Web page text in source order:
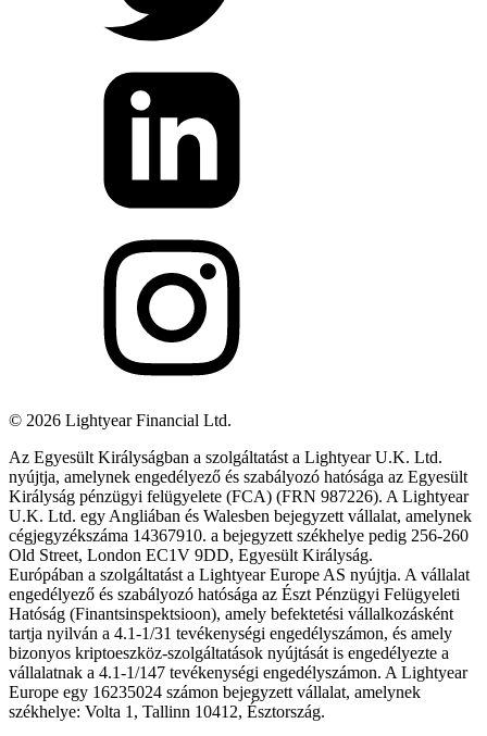
© 2026 Lightyear Financial Ltd.
Az Egyesült Királyságban a szolgáltatást a Lightyear U.K. Ltd.
nyújtja, amelynek engedélyező és szabályozó hatósága az Egyesült
Királyság pénzügyi felügyelete (FCA) (FRN 987226). A Lightyear
U.K. Ltd. egy Angliában és Walesben bejegyzett vállalat, amelynek
cégjegyzékszáma 14367910. a bejegyzett székhelye pedig 256-260
Old Street, London EC1V 9DD, Egyesült Királyság.
Európában a szolgáltatást a Lightyear Europe AS nyújtja. A vállalat
engedélyező és szabályozó hatósága az Észt Pénzügyi Felügyeleti
Hatóság (Finantsinspektsioon), amely befektetési vállalkozásként
tartja nyilván a 4.1-1/31 tevékenységi engedélyszámon, és amely
bizonyos kriptoeszköz-szolgáltatások nyújtását is engedélyezte a
vállalatnak a 4.1-1/147 tevékenységi engedélyszámon. A Lightyear
Europe egy 16235024 számon bejegyzett vállalat, amelynek
székhelye: Volta 1, Tallinn 10412, Észtország.